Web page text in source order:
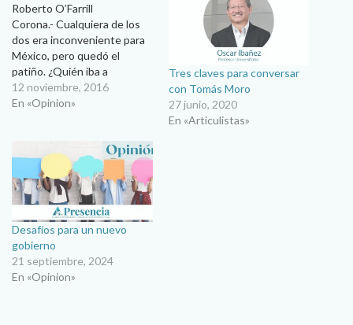
Roberto O’Farrill
Corona.- Cualquiera de los
dos era inconveniente para
México, pero quedó el
patiño. ¿Quién iba a
decirlo…? aunque las
esperanzas de los migrantes
no llegara a la presidencia.
Los vecinos del país del
norte han manifestado su
opción por…
12 noviembre, 2016
En «Opinion»
Tres claves para conversar
con Tomás Moro
27 junio, 2020
En «Articulistas»
Desafíos para un nuevo
gobierno
21 septiembre, 2024
En «Opinion»